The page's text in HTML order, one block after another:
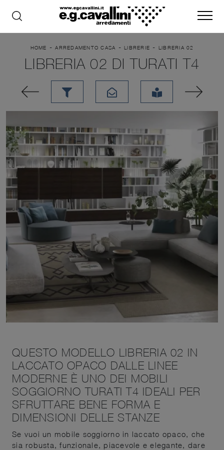
HOME -ARREDAMENTO CASA - LIBRERIE - LIBRERIA 02
LIBRERIA 02 DI TURATI T4
QUESTO MODELLO LIBRERIA 02 IN
LACCATO OPACO DALLE LINEE
MODERNE È UNO DEI MOBILI
SOGGIORNO TURATI T4 IDEALI PER
SFRUTTARE BENE FORMA E
DIMENSIONI DELLE STANZE
Se vuoi un mobile soggiorno in laccato opaco, che
sia robusta, funzionale, piacevole e elegante, dare